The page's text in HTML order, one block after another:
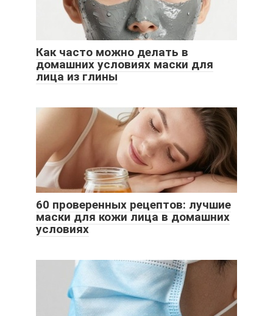
Как часто можно делать в
домашних условиях маски для
лица из глины
60 проверенных рецептов: лучшие
маски для кожи лица в домашних
условиях